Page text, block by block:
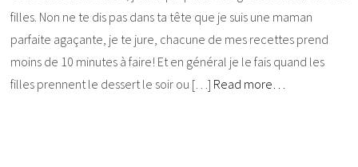
filles. Non ne te dis pas dans ta tête que je suis une maman
parfaite agaçante, je te jure, chacune de mes recettes prend
moins de 10 minutes à faire! Et en général je le fais quand les
filles prennent le dessert le soir ou […] Read more…